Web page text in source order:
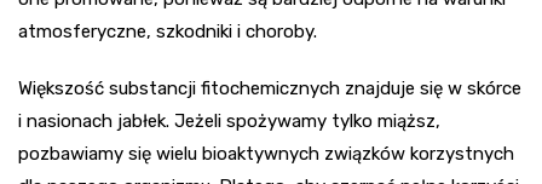
atmosferyczne, szkodniki i choroby.
Większość substancji fitochemicznych znajduje się w skórce
i nasionach jabłek. Jeżeli spożywamy tylko miąższ,
pozbawiamy się wielu bioaktywnych związków korzystnych